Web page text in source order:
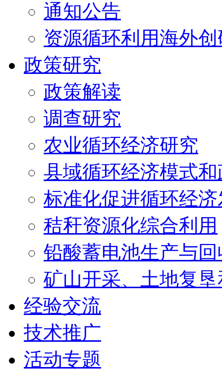
通知公告
资源循环利用海外
政策研究
政策解读
调查研究
农业循环经济研究
县域循环经济模式
标准化促进循环经
秸秆资源化综合利用
铅酸蓄电池生产与回
矿山开采、土地复
经验交流
技术推广
活动专题